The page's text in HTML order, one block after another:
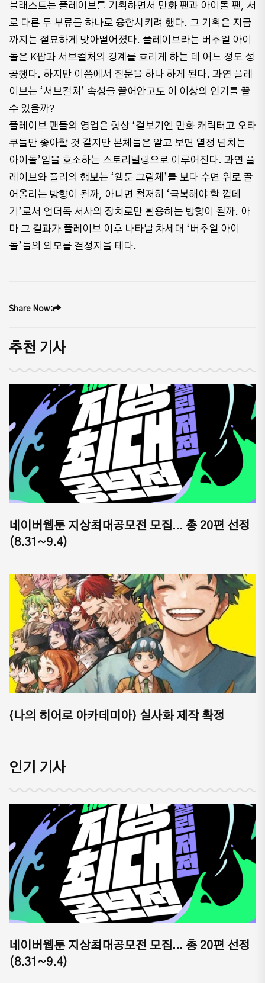
블래스트는 플레이브를 기획하면서 만화 팬과 아이돌 팬, 서
로 다른 두 부류를 하나로 융합시키려 했다. 그 기획은 지금
까지는 절묘하게 맞아떨어졌다. 플레이브라는 버추얼 아이
돌은 K팝과 서브컬처의 경계를 흐리게 하는 데 어느 정도 성
공했다. 하지만 이쯤에서 질문을 하나 하게 된다. 과연 플레
이브는 ‘서브컬처’ 속성을 끌어안고도 이 이상의 인기를 끌
수 있을까?
플레이브 팬들의 영업은 항상 ‘겉보기엔 만화 캐릭터고 오타
쿠들만 좋아할 것 같지만 본체들은 알고 보면 열정 넘치는
아이돌’임을 호소하는 스토리텔링으로 이루어진다. 과연 플
레이브와 플리의 행보는 ‘웹툰 그림체’를 보다 수면 위로 끌
어올리는 방향이 될까, 아니면 철저히 ‘극복해야 할 껍데
기’로서 언더독 서사의 장치로만 활용하는 방향이 될까. 아
마 그 결과가 플레이브 이후 나타날 차세대 ‘버추얼 아이
돌’들의 외모를 결정지을 테다.
Share Now:
추천 기사
네이버웹툰 지상최대공모전 모집... 총 20편 선정
(8.31~9.4)
⟨나의 히어로 아카데미아⟩ 실사화 제작 확정
인기 기사
네이버웹툰 지상최대공모전 모집... 총 20편 선정
(8.31~9.4)